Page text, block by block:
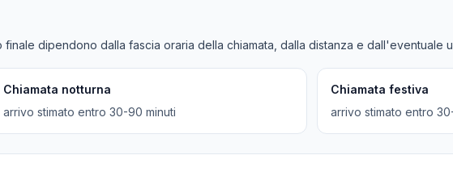
dipendono dalla fascia oraria della chiamata, dalla distanza e dall'eventuale
Chiamata notturna
arrivo stimato entro 30-90 minuti
Chiamata festiva
arrivo stimato entro